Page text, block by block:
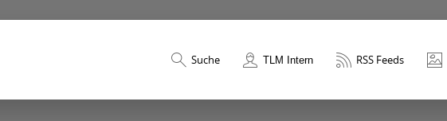
Suche TLM Intern RSS Feeds